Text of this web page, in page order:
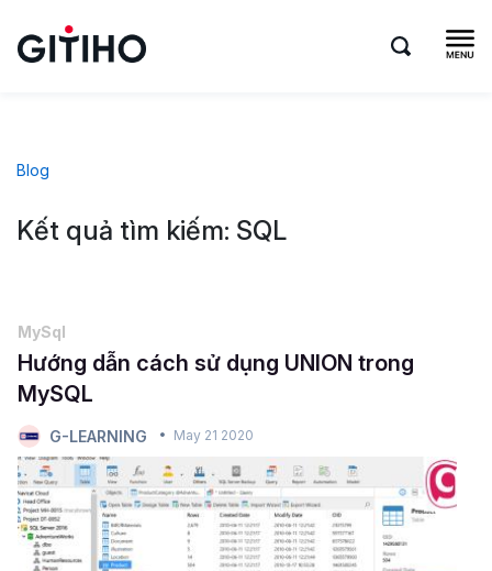
Blog
Kết quả tìm kiếm: SQL
MySql
Hướng dẫn cách sử dụng UNION trong
MySQL
G-LEARNING May 21 2020